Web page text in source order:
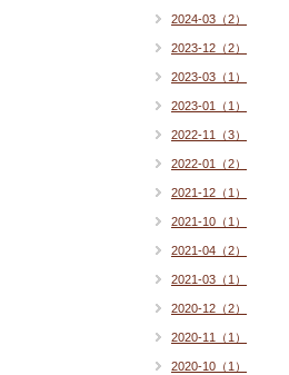
2024-03（2）
2023-12（2）
2023-03（1）
2023-01（1）
2022-11（3）
2022-01（2）
2021-12（1）
2021-10（1）
2021-04（2）
2021-03（1）
2020-12（2）
2020-11（1）
2020-10（1）